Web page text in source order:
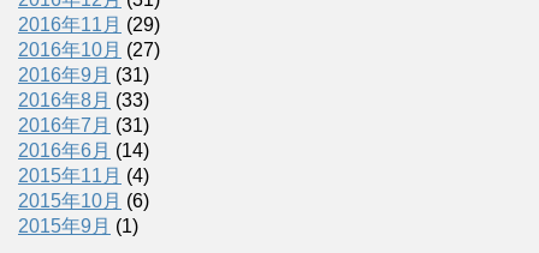
2016年11月 (29)
2016年10月 (27)
2016年9月 (31)
2016年8月 (33)
2016年7月 (31)
2016年6月 (14)
2015年11月 (4)
2015年10月 (6)
2015年9月 (1)